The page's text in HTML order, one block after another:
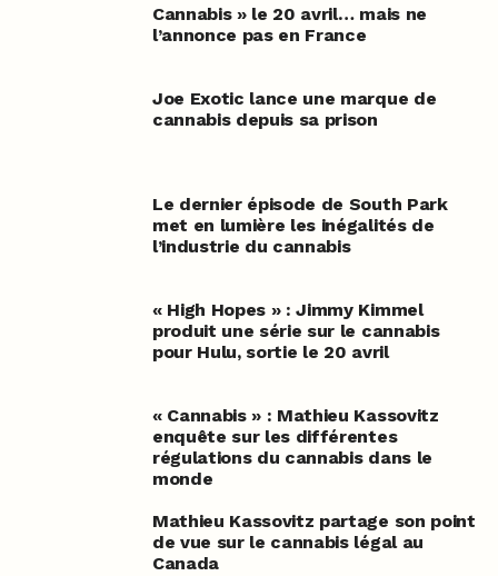
Cannabis » le 20 avril… mais ne
l’annonce pas en France
Joe Exotic lance une marque de
cannabis depuis sa prison
Le dernier épisode de South Park
met en lumière les inégalités de
l’industrie du cannabis
« High Hopes » : Jimmy Kimmel
produit une série sur le cannabis
pour Hulu, sortie le 20 avril
« Cannabis » : Mathieu Kassovitz
enquête sur les différentes
régulations du cannabis dans le
monde
Mathieu Kassovitz partage son point
de vue sur le cannabis légal au
Canada